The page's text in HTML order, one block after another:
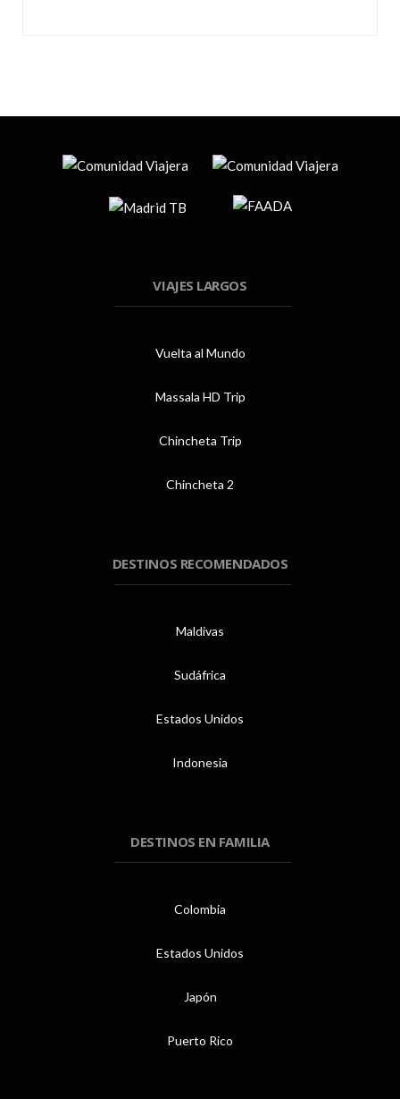
VIAJES LARGOS
Vuelta al Mundo
Massala HD Trip
Chincheta Trip
Chincheta 2
DESTINOS RECOMENDADOS
Maldivas
Sudáfrica
Estados Unidos
Indonesia
DESTINOS EN FAMILIA
Colombia
Estados Unidos
Japón
Puerto Rico